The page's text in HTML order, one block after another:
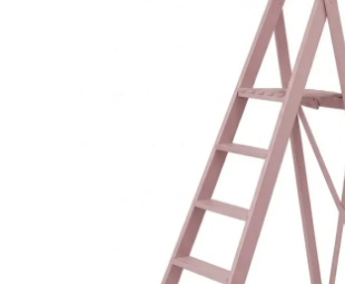
Parapetti Ringhiere Balaustre in